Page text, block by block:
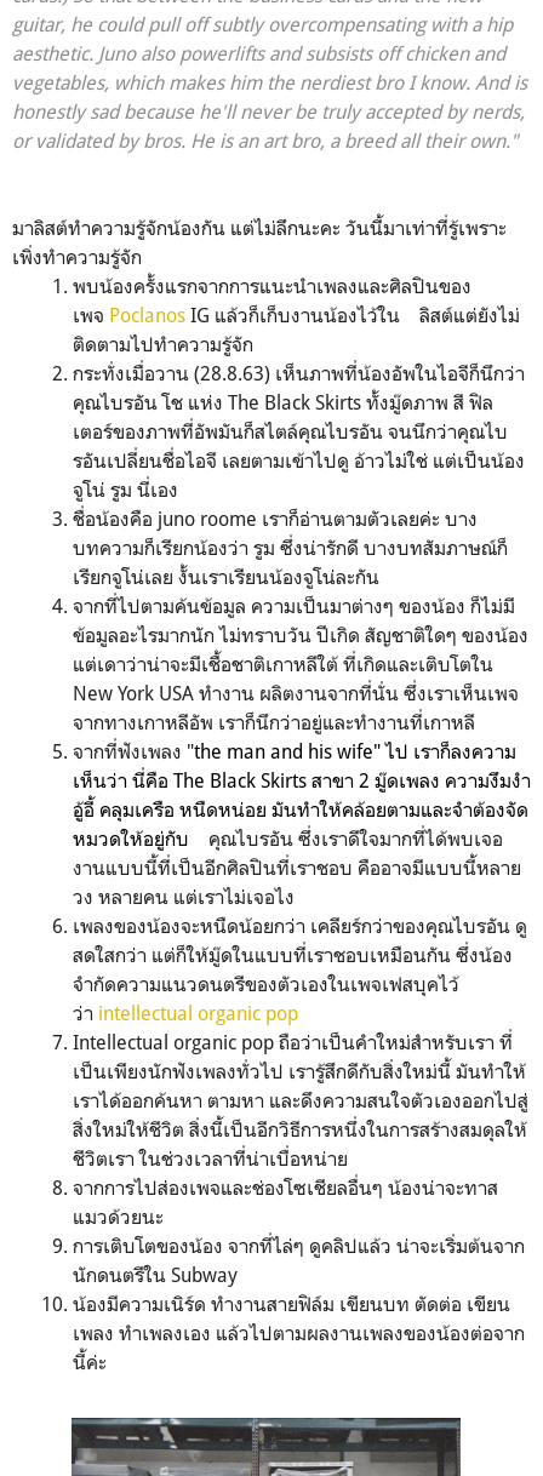
guitar, he could pull off subtly overcompensating with a hip
aesthetic. Juno also powerlifts and subsists off chicken and
vegetables, which makes him the nerdiest bro I know. And is
honestly sad because he'll never be truly accepted by nerds,
or validated by bros. He is an art bro, a breed all their own."
มาลิสต์ทำความรู้จักน้องกัน แต่ไม่ลึกนะคะ วันนี้มาเท่าที่รู้เพราะ
เพิ่งทำความรู้จัก
พบน้องครั้งแรกจากการแนะนำเพลงและศิลปินของ
เพจ Poclanos IG แล้วก็เก็บงานน้องไว้ใน ลิสต์แต่ยังไม่
ติดตามไปทำความรู้จัก
กระทั่งเมื่อวาน (28.8.63) เห็นภาพที่น้องอัพในไอจีก็นึกว่า
คุณไบรอัน โช แห่ง The Black Skirts ทั้งมู๊ดภาพ สี ฟิล
เตอร์ของภาพที่อัพมันก็สไตล์คุณไบรอัน จนนึกว่าคุณไบ
รอันเปลี่ยนชื่อไอจี เลยตามเข้าไปดู อ้าวไม่ใช่ แต่เป็นน้อง
จูโน่ รูม นี่เอง
ชื่อน้องคือ juno roome เราก็อ่านตามตัวเลยค่ะ บาง
บทความก็เรียกน้องว่า รูม ซึ่งน่ารักดี บางบทสัมภาษณ์ก็
เรียกจูโน่เลย งั้นเราเรียนน้องจูโน่ละกัน
จากที่ไปตามค้นข้อมูล ความเป็นมาต่างๆ ของน้อง ก็ไม่มี
ข้อมูลอะไรมากนัก ไม่ทราบวัน ปีเกิด สัญชาติใดๆ ของน้อง
แต่เดาว่าน่าจะมีเชื้อชาติเกาหลีใต้ ที่เกิดและเติบโตใน
New York USA ทำงาน ผลิตงานจากที่นั่น ซึ่งเราเห็นเพจ
จากทางเกาหลีอัพ เราก็นึกว่าอยู่และทำงานที่เกาหลี
จากที่ฟังเพลง "the man and his wife" ไป เราก็ลงความ
เห็นว่า นี่คือ The Black Skirts สาขา 2 มู๊ดเพลง ความงึมงำ
อู้อี้ คลุมเครือ หนืดหน่อย มันทำให้คล้อยตามและจำต้องจัด
หมวดให้อยู่กับ คุณไบรอัน ซึ่งเราดีใจมากที่ได้พบเจอ
งานแบบนี้ที่เป็นอีกศิลปินที่เราชอบ คืออาจมีแบบนี้หลาย
วง หลายคน แต่เราไม่เจอไง
เพลงของน้องจะหนืดน้อยกว่า เคลียร์กว่าของคุณไบรอัน ดู
สดใสกว่า แต่ก็ให้มู๊ดในแบบที่เราชอบเหมือนกัน ซึ่งน้อง
จำกัดความแนวดนตรีของตัวเองในเพจเฟสบุคไว้
ว่า intellectual organic pop
Intellectual organic pop ถือว่าเป็นคำใหม่สำหรับเรา ที่
เป็นเพียงนักฟังเพลงทั่วไป เรารู้สึกดีกับสิ่งใหม่นี้ มันทำให้
เราได้ออกค้นหา ตามหา และดึงความสนใจตัวเองออกไปสู่
สิ่งใหม่ให้ชีวิต สิ่งนี้เป็นอีกวิธีการหนึ่งในการสร้างสมดุลให้
ชีวิตเรา ในช่วงเวลาที่น่าเบื่อหน่าย
จากการไปส่องเพจและช่องโซเชียลอื่นๆ น้องน่าจะทาส
แมวด้วยนะ
การเติบโตของน้อง จากที่ไล่ๆ ดูคลิปแล้ว น่าจะเริ่มต้นจาก
นักดนตรีใน Subway
น้องมีความเนิร์ด ทำงานสายฟิล์ม เขียนบท ตัดต่อ เขียน
เพลง ทำเพลงเอง แล้วไปตามผลงานเพลงของน้องต่อจาก
นี้ค่ะ